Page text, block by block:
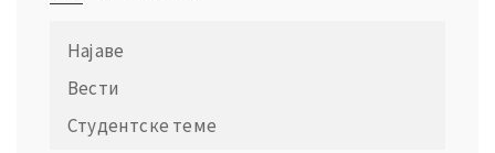
Најаве
Вести
Студентске теме